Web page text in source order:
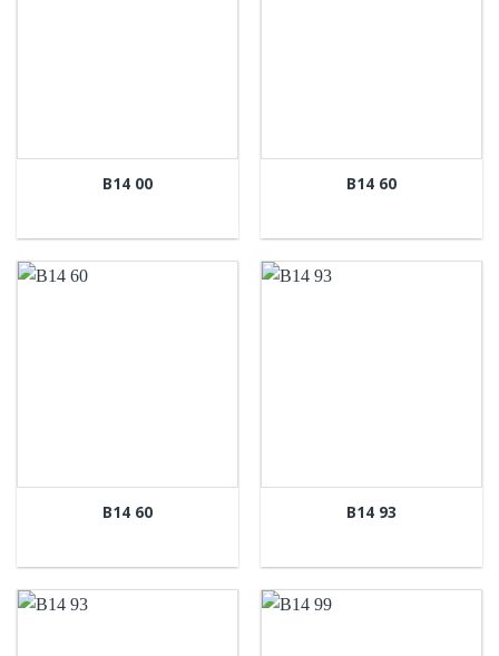
B14 00 B14 60
B14 60 B14 93